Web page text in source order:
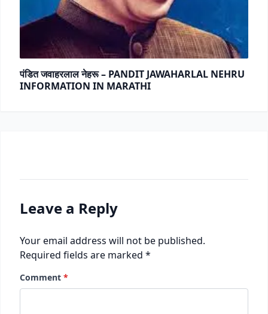
पंडित जवाहरलाल नेहरू – PANDIT JAWAHARLAL NEHRU
INFORMATION IN MARATHI
Leave a Reply
Your email address will not be published.
Required fields are marked *
Comment *